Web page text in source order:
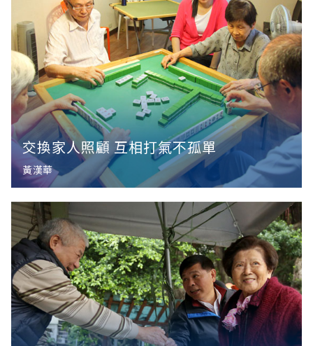
交換家人照顧 互相打氣不孤單
黃漢華